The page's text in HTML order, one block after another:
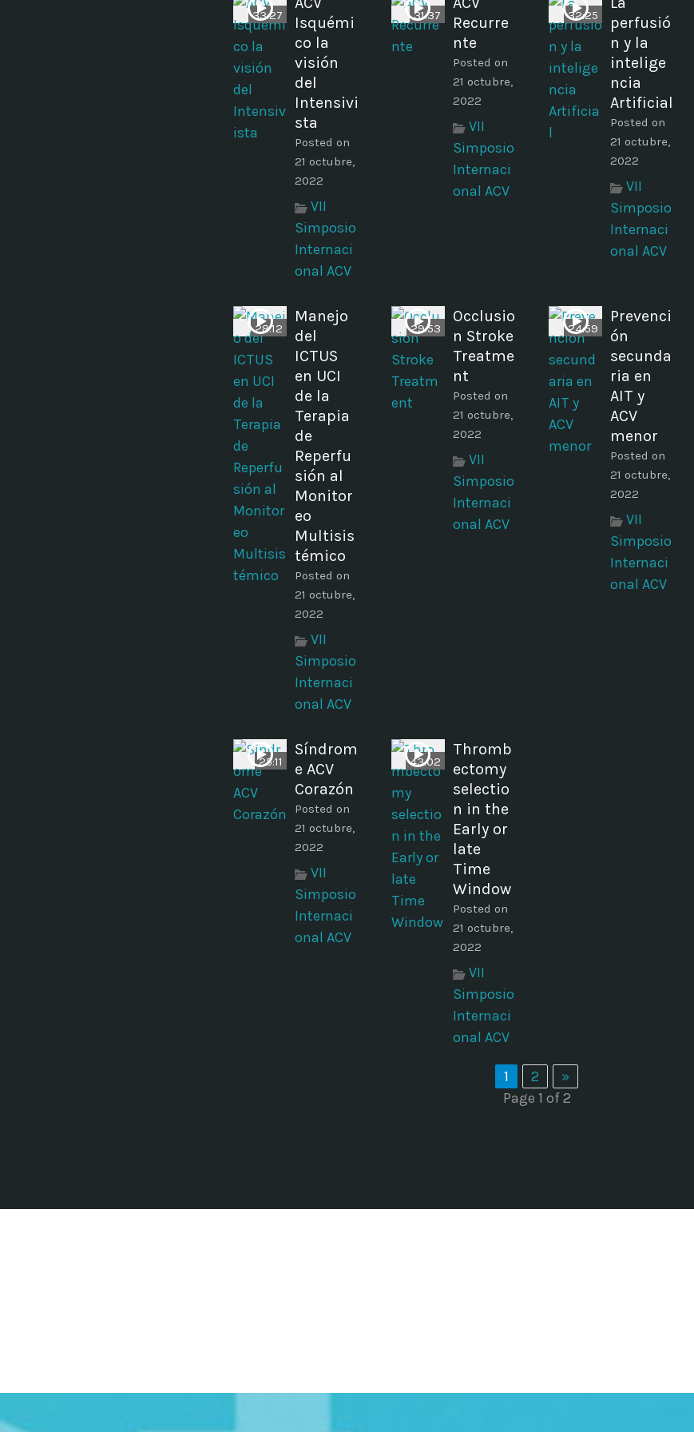
33:27
Isquémi
co la
visión
del
Intensivi
sta
Posted on
21 octubre,
2022
VII
Simposio
Internaci
onal ACV
31:37
Recurre
nte
Posted on
21 octubre,
2022
VII
Simposio
Internaci
onal ACV
32:25
perfusió
n y la
intelige
ncia
Artificial
Posted on
21 octubre,
2022
VII
Simposio
Internaci
onal ACV
28:12
Manejo
del
ICTUS
en UCI
de la
Terapia
de
Reperfu
sión al
Monitor
eo
Multisis
témico
Posted on
21 octubre,
2022
VII
Simposio
Internaci
onal ACV
29:53
Occlusio
n Stroke
Treatme
nt
Posted on
21 octubre,
2022
VII
Simposio
Internaci
onal ACV
24:59
Prevenci
ón
secunda
ria en
AIT y
ACV
menor
Posted on
21 octubre,
2022
VII
Simposio
Internaci
onal ACV
25:11
Síndrom
e ACV
Corazón
Posted on
21 octubre,
2022
VII
Simposio
Internaci
onal ACV
43.02
Thromb
ectomy
selectio
n in the
Early or
late
Time
Window
Posted on
21 octubre,
2022
VII
Simposio
Internaci
onal ACV
1 2
»
Page 1 of 2